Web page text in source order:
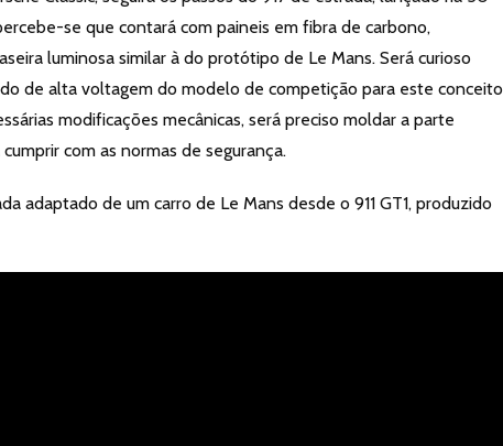
se que contará com paineis em fibra de carbono,
luminosa similar à do protótipo de Le Mans. Será curioso
de alta voltagem do modelo de competição para este conceito
modificações mecânicas, será preciso moldar a parte
com as normas de segurança.
adaptado de um carro de Le Mans desde o 911 GT1, produzido